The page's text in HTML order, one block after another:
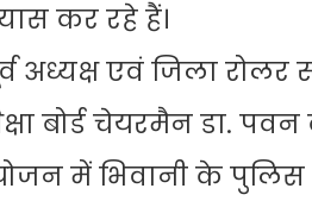
कर रहे हैं।
अध्यक्ष एवं जिला रोलर
बोर्ड चेयरमैन डा.
में भिवानी के पुलिस